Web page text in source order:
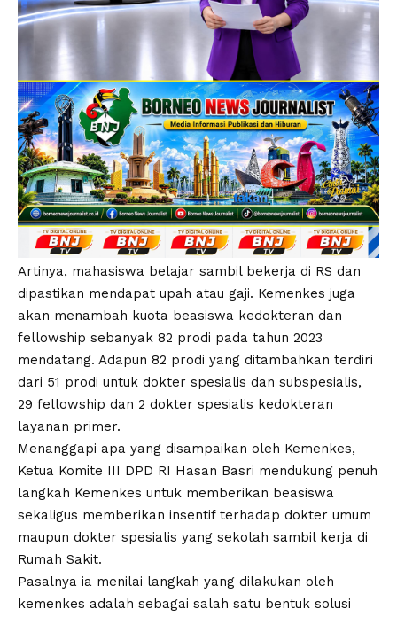
Artinya, mahasiswa belajar sambil bekerja di RS dan
dipastikan mendapat upah atau gaji. Kemenkes juga
akan menambah kuota beasiswa kedokteran dan
fellowship sebanyak 82 prodi pada tahun 2023
mendatang. Adapun 82 prodi yang ditambahkan terdiri
dari 51 prodi untuk dokter spesialis dan subspesialis,
29 fellowship dan 2 dokter spesialis kedokteran
layanan primer.
Menanggapi apa yang disampaikan oleh Kemenkes,
Ketua Komite III DPD RI Hasan Basri mendukung penuh
langkah Kemenkes untuk memberikan beasiswa
sekaligus memberikan insentif terhadap dokter umum
maupun dokter spesialis yang sekolah sambil kerja di
Rumah Sakit.
Pasalnya ia menilai langkah yang dilakukan oleh
kemenkes adalah sebagai salah satu bentuk solusi